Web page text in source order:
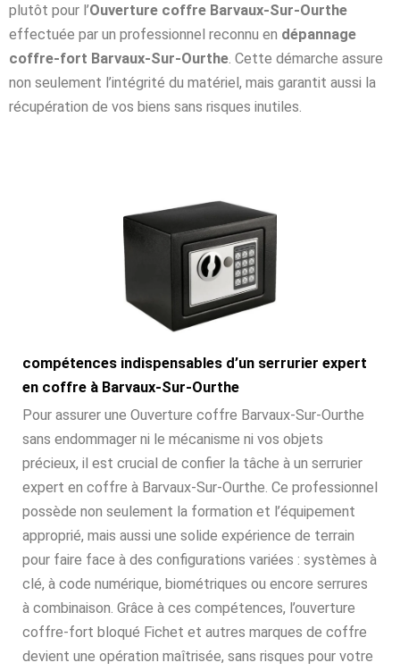
plutôt pour l’Ouverture coffre Barvaux-Sur-Ourthe
effectuée par un professionnel reconnu en dépannage
coffre-fort Barvaux-Sur-Ourthe. Cette démarche assure
non seulement l’intégrité du matériel, mais garantit aussi la
récupération de vos biens sans risques inutiles.
compétences indispensables d’un serrurier expert
en coffre à Barvaux-Sur-Ourthe
Pour assurer une Ouverture coffre Barvaux-Sur-Ourthe
sans endommager ni le mécanisme ni vos objets
précieux, il est crucial de confier la tâche à un serrurier
expert en coffre à Barvaux-Sur-Ourthe. Ce professionnel
possède non seulement la formation et l’équipement
approprié, mais aussi une solide expérience de terrain
pour faire face à des configurations variées : systèmes à
clé, à code numérique, biométriques ou encore serrures
à combinaison. Grâce à ces compétences, l’ouverture
coffre-fort bloqué Fichet et autres marques de coffre
devient une opération maîtrisée, sans risques pour votre